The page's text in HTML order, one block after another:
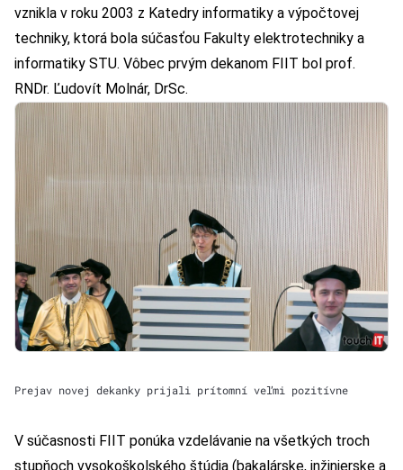
vznikla v roku 2003 z Katedry informatiky a výpočtovej
techniky, ktorá bola súčasťou Fakulty elektrotechniky a
informatiky STU. Vôbec prvým dekanom FIIT bol prof.
RNDr. Ľudovít Molnár, DrSc.
Prejav novej dekanky prijali prítomní veľmi pozitívne
V súčasnosti FIIT ponúka vzdelávanie na všetkých troch
stupňoch vysokoškolského štúdia (bakalárske, inžinierske a